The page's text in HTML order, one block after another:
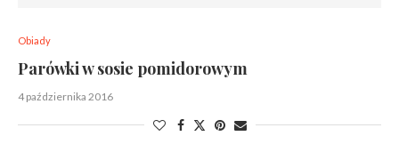
Obiady
Parówki w sosie pomidorowym
4 października 2016